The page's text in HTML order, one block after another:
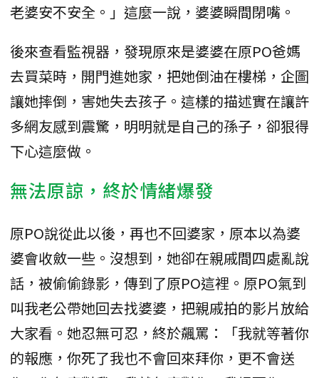
老婆安不安全。」這麼一說，婆婆瞬間閉嘴。
後來查看監視器，發現原來是婆婆在原PO爸媽
去買菜時，開門進她家，把她倒油在樓梯，企圖
讓她摔倒，害她失去孩子。這樣的描述實在讓許
多網友感到震驚，明明就是自己的孫子，卻狠得
下心這麼做。
無法原諒，終於情緒爆發
原PO說從此以後，再也不回婆家，原本以為婆
婆會收斂一些。沒想到，她卻在親戚間四處亂說
話，被偷偷錄影，傳到了原PO這裡。原PO氣到
叫我老公帶她回去找婆婆，把親戚拍的影片放給
大家看。她忍無可忍，終於飆罵：「我就等著你
的報應，你死了我也不會回來拜你，更不會送